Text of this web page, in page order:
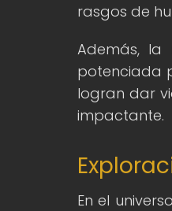
rasgos de
Además, la
potenciada
logran dar
impactante.
En el